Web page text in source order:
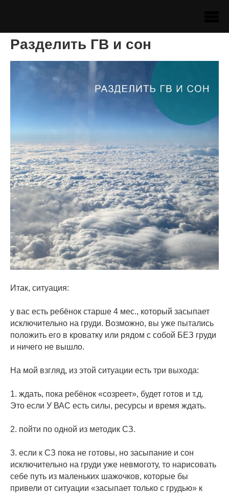
Разделить ГВ и сон
Итак, ситуация:
у вас есть ребёнок старше 4 мес., который засыпает
исключительно на груди. Возможно, вы уже пытались
положить его в кроватку или рядом с собой БЕЗ груди
и ничего не вышло.
На мой взгляд, из этой ситуации есть три выхода:
1. ждать, пока ребёнок «созреет», будет готов и т.д.
Это если У ВАС есть силы, ресурсы и время ждать.
2. пойти по одной из методик СЗ.
3. если к СЗ пока не готовы, но засыпание и сон
исключительно на груди уже невмоготу, то нарисовать
себе путь из маленьких шажочков, которые бы
привели от ситуации «засыпает только с грудью» к